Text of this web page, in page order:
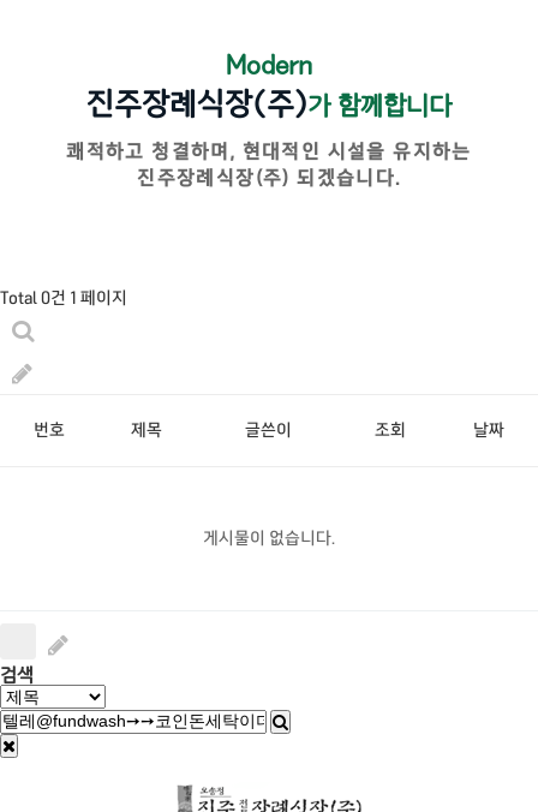
Modern
진주장례식장(주)가 함께합니다
쾌적하고 청결하며, 현대적인 시설을 유지하는
진주장례식장(주) 되겠습니다.
Total 0건 1 페이지
번호 제목 글쓴이 조회 날짜
게시물이 없습니다.
검색